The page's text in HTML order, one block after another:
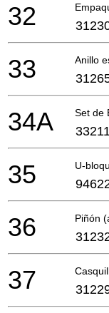
32
Anillo
33
Set de
34A
U-
35
Piñón
36
37